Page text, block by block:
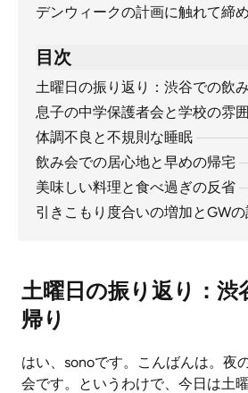
デンウィークの計画に触れて締
目次
土曜日の振り返り：渋谷での飲
息子の中学保護者会と学校の雰
体調不良と不規則な睡眠
飲み会での居心地と早めの帰宅
美味しい料理と食べ過ぎの反省
引きこもり度合いの増加とGW
土曜日の振り返り：渋
帰り
はい、sonoです。こんばんは。夜
会です。というわけで、今日は土曜